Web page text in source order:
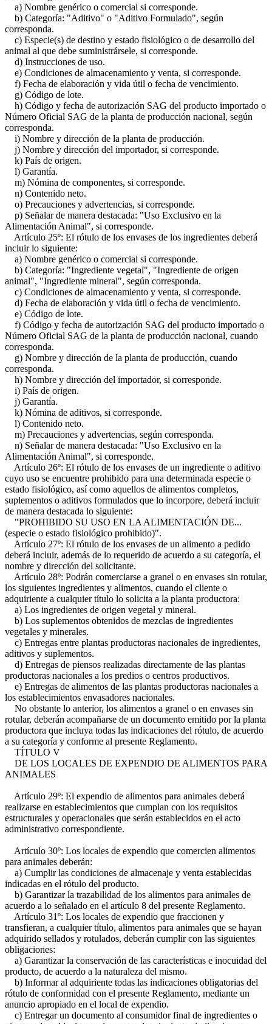
a) Nombre genérico o comercial si corresponde.
b) Categoría: "Aditivo" o "Aditivo Formulado", según
corresponda.
c) Especie(s) de destino y estado fisiológico o de desarrollo del
animal al que debe suministrársele, si corresponde.
d) Instrucciones de uso.
e) Condiciones de almacenamiento y venta, si corresponde.
f) Fecha de elaboración y vida útil o fecha de vencimiento.
g) Código de lote.
h) Código y fecha de autorización SAG del producto importado o
Número Oficial SAG de la planta de producción nacional, según
corresponda.
i) Nombre y dirección de la planta de producción.
j) Nombre y dirección del importador, si corresponde.
k) País de origen.
l) Garantía.
m) Nómina de componentes, si corresponde.
n) Contenido neto.
o) Precauciones y advertencias, si corresponde.
p) Señalar de manera destacada: "Uso Exclusivo en la
Alimentación Animal", si corresponde.
Artículo 25º: El rótulo de los envases de los ingredientes deberá
incluir lo siguiente:
a) Nombre genérico o comercial si corresponde.
b) Categoría: "Ingrediente vegetal", "Ingrediente de origen
animal", "Ingrediente mineral", según corresponda.
c) Condiciones de almacenamiento y venta, si corresponde.
d) Fecha de elaboración y vida útil o fecha de vencimiento.
e) Código de lote.
f) Código y fecha de autorización SAG del producto importado o
Número Oficial SAG de la planta de producción nacional, cuando
corresponda.
g) Nombre y dirección de la planta de producción, cuando
corresponda.
h) Nombre y dirección del importador, si corresponde.
i) País de origen.
j) Garantía.
k) Nómina de aditivos, si corresponde.
l) Contenido neto.
m) Precauciones y advertencias, según corresponda.
n) Señalar de manera destacada: "Uso Exclusivo en la
Alimentación Animal", si corresponde.
Artículo 26º: El rótulo de los envases de un ingrediente o aditivo
cuyo uso se encuentre prohibido para una determinada especie o
estado fisiológico, así como aquellos de alimentos completos,
suplementos o aditivos formulados que lo incorpore, deberá incluir
de manera destacada lo siguiente:
"PROHIBIDO SU USO EN LA ALIMENTACIÓN DE...
(especie o estado fisiológico prohibido)".
Artículo 27º: El rótulo de los envases de un alimento a pedido
deberá incluir, además de lo requerido de acuerdo a su categoría, el
nombre y dirección del solicitante.
Artículo 28º: Podrán comerciarse a granel o en envases sin rotular,
los siguientes ingredientes y alimentos, cuando el cliente o
adquiriente a cualquier título lo solicita a la planta productora:
a) Los ingredientes de origen vegetal y mineral.
b) Los suplementos obtenidos de mezclas de ingredientes
vegetales y minerales.
c) Entregas entre plantas productoras nacionales de ingredientes,
aditivos y suplementos.
d) Entregas de piensos realizadas directamente de las plantas
productoras nacionales a los predios o centros productivos.
e) Entregas de alimentos de las plantas productoras nacionales a
los establecimientos envasadores nacionales.
No obstante lo anterior, los alimentos a granel o en envases sin
rotular, deberán acompañarse de un documento emitido por la planta
productora que incluya todas las indicaciones del rótulo, de acuerdo
a su categoría y conforme al presente Reglamento.
TÍTULO V
DE LOS LOCALES DE EXPENDIO DE ALIMENTOS PARA
ANIMALES
Artículo 29º: El expendio de alimentos para animales deberá
realizarse en establecimientos que cumplan con los requisitos
estructurales y operacionales que serán establecidos en el acto
administrativo correspondiente.
Artículo 30º: Los locales de expendio que comercien alimentos
para animales deberán:
a) Cumplir las condiciones de almacenaje y venta establecidas
indicadas en el rótulo del producto.
b) Garantizar la trazabilidad de los alimentos para animales de
acuerdo a lo señalado en el artículo 8 del presente Reglamento.
Artículo 31º: Los locales de expendio que fraccionen y
transfieran, a cualquier título, alimentos para animales que se hayan
adquirido sellados y rotulados, deberán cumplir con las siguientes
obligaciones:
a) Garantizar la conservación de las características e inocuidad del
producto, de acuerdo a la naturaleza del mismo.
b) Informar al adquiriente todas las indicaciones obligatorias del
rótulo de conformidad con el presente Reglamento, mediante un
anuncio apropiado en el local de expendio.
c) Entregar un documento al consumidor final de ingredientes o